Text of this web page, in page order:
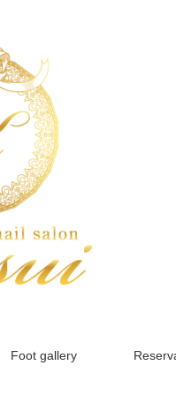
Foot gallery